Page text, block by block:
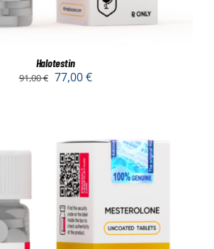
Halotestin
91,00€ 77,00€